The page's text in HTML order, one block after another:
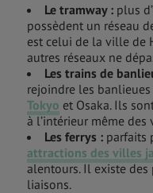
Le tramway: plus
possèdent un réseau
est celui de la ville de
autres réseaux ne
Les trains de
rejoindre les
Tokyo et Osaka. Ils
à l’intérieur même des
Les ferrys : parfaits
attractions des villes
alentours. Il existe
liaisons.